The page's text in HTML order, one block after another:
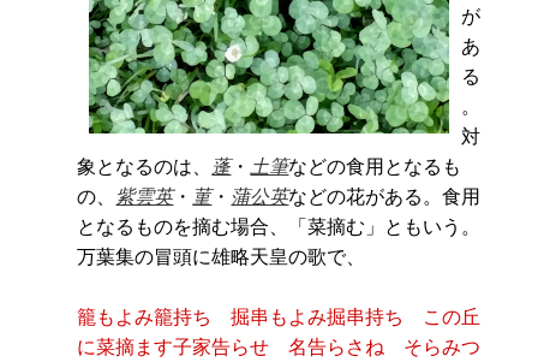
が
あ
る
。
対
象となるのは、 蓬・土筆などの食用となるも
の、 紫雲英・ 菫・ 蒲公英などの花がある。食用
となるものを摘む場合、「菜摘む」ともいう。
万葉集の冒頭に雄略天皇の歌で、
籠もよみ籠持ち 掘串もよみ掘串持ち この丘
に菜摘ます子家告らせ 名告らさね そらみつ